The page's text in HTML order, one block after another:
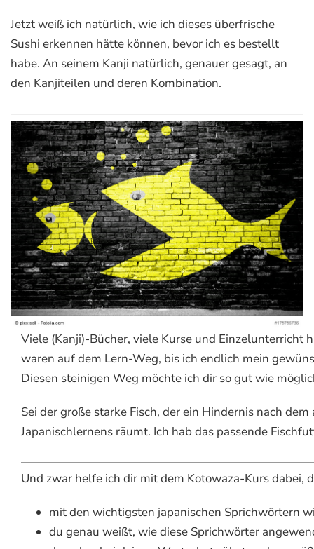
Jetzt weiß ich natürlich, wie ich dieses überfrische
Sushi erkennen hätte können, bevor ich es bestellt
habe. An seinem Kanji natürlich, genauer gesagt, an
den Kanjiteilen und deren Kombination.
Viele (Kanji)-Bücher, viele Kurse und Einzelunterricht
waren auf dem Lern-Weg, bis ich endlich mein
Diesen steinigen Weg möchte ich dir so gut wie
Sei der große starke Fisch, der ein Hindernis nach
Japanischlernens räumt. Ich hab das passende
Und zwar helfe ich dir mit dem Kotowaza-Kurs dabei,
mit den wichtigsten japanischen Sprichwörtern
du genau weißt, wie diese Sprichwörter